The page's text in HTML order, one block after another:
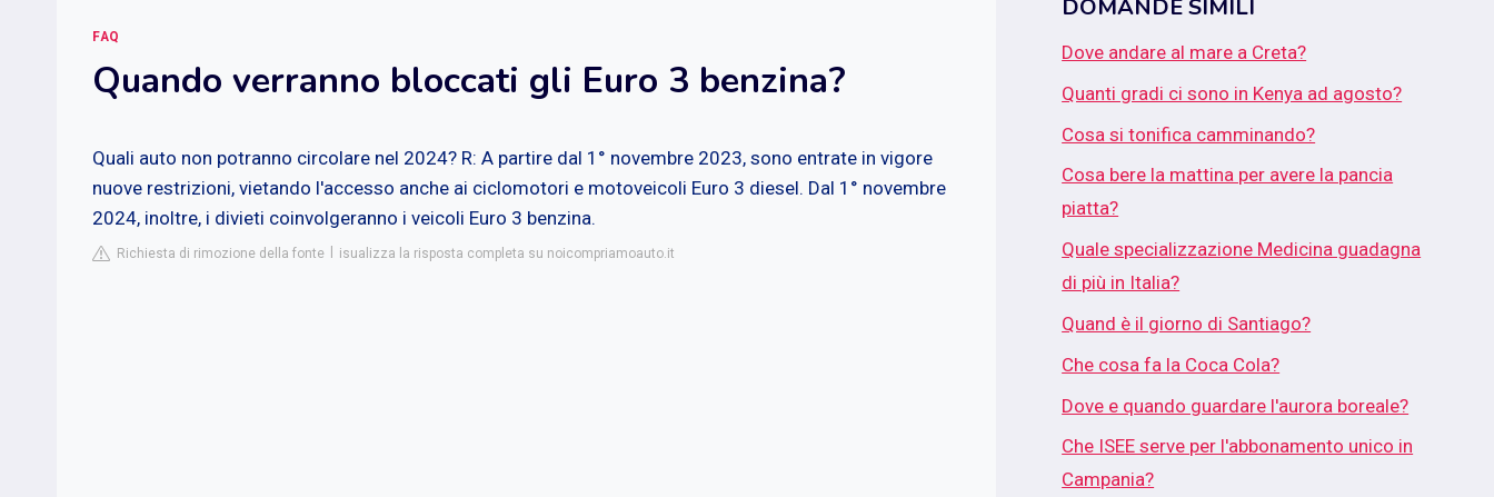
FAQ
Quando verranno bloccati gli Euro 3 benzina?
Quali auto non potranno circolare nel 2024? R: A partire dal 1° novembre 2023, sono entrate in vigore
nuove restrizioni, vietando l'accesso anche ai ciclomotori e motoveicoli Euro 3 diesel. Dal 1° novembre
2024, inoltre, i divieti coinvolgeranno i veicoli Euro 3 benzina.
Richiesta di rimozione della fonte isualizza la risposta completa su noicompriamoauto.it
DOMANDE SIMILI
Dove andare al mare a Creta?
Quanti gradi ci sono in Kenya ad agosto?
Cosa si tonifica camminando?
Cosa bere la mattina per avere la pancia
piatta?
Quale specializzazione Medicina guadagna
di più in Italia?
Quand è il giorno di Santiago?
Che cosa fa la Coca Cola?
Dove e quando guardare l'aurora boreale?
Che ISEE serve per l'abbonamento unico in
Campania?